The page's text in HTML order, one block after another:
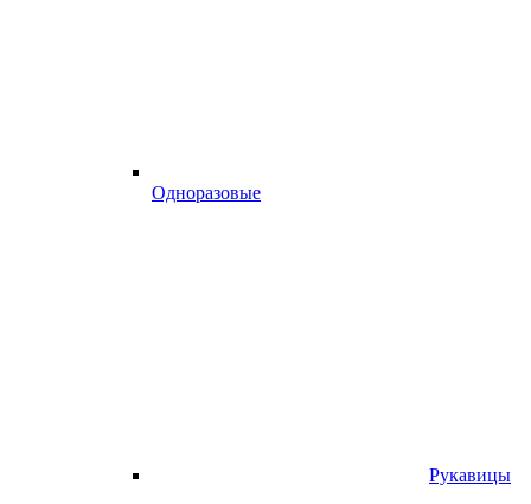
Одноразовые
Рукавицы